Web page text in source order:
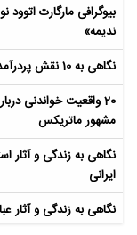
بیوگرافی مارگارت
ندیمه»
نگاهی به 10 نقش پردرآمد تاریخ سینما که بازیگرانش را میلیونر کرد
20 واقعیت خواندنی
مشهور ماتریکس
نگاهی به زندگی و آثار
ایرانی
نگاهی به زندگی و آثار